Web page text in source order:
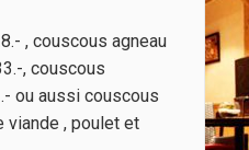
, couscous agneau
, couscous
ou aussi couscous
viande , poulet et